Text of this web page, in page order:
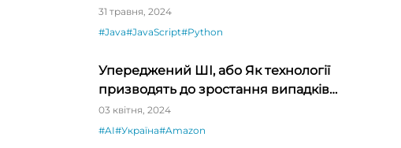
31 травня, 2024
#Java#JavaScript#Python
Упереджений ШІ, або Як технології
призводять до зростання випадків
дискримінації
03 квітня, 2024
#AI#Україна#Amazon